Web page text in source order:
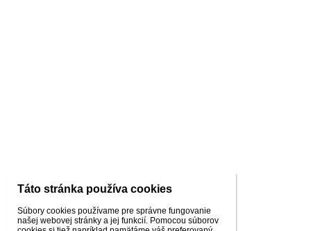
Táto stránka používa cookies
Súbory cookies používame pre správne fungovanie
našej webovej stránky a jej funkcií. Pomocou súborov